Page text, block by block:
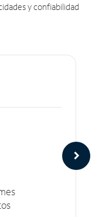
y confiabilidad